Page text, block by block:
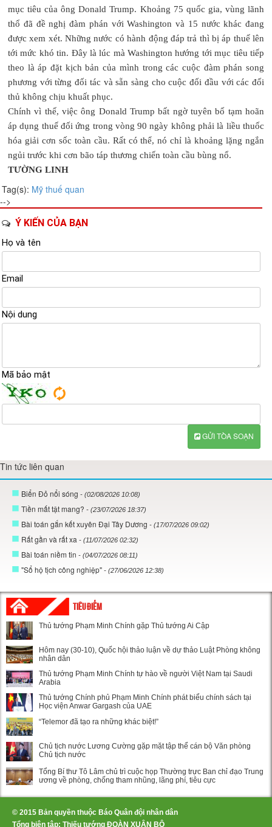
mục tiêu của ông Donald Trump. Khoảng 75 quốc gia, vùng lãnh
thổ đã đề nghị đàm phán với Washington và 15 nước khác đang
được xem xét. Những nước có hành động đáp trả thì bị áp thuế lên
tới mức khó tin. Đây là lúc mà Washington hướng tới mục tiêu tiếp
theo là áp đặt kịch bản của mình trong các cuộc đàm phán song
phương với từng đối tác và sẵn sàng cho cuộc đối đầu với các đối
thủ không chịu khuất phục.
Chính vì thế, việc ông Donald Trump bất ngờ tuyên bố tạm hoãn
áp dụng thuế đối ứng trong vòng 90 ngày không phải là liều thuốc
hóa giải cơn sốc toàn cầu. Rất có thể, nó chỉ là khoảng lặng ngắn
ngủi trước khi cơn bão táp thương chiến toàn cầu bùng nổ.
TƯỜNG LINH
Tag(s): Mỹ thuế quan
-->
Ý KIẾN CỦA BẠN
Họ và tên
Email
Nội dung
Mã bảo mật
GỬI TÒA SOẠN
Tin tức liên quan
Biển Đỏ nổi sóng - (02/08/2026 10:08)
Tiền mất tật mang? - (23/07/2026 18:37)
Bài toán gắn kết xuyên Đại Tây Dương - (17/07/2026 09:02)
Rất gần và rất xa - (11/07/2026 02:32)
Bài toán niềm tin - (04/07/2026 08:11)
"Sổ hộ tịch công nghiệp" - (27/06/2026 12:38)
TIÊU ĐIỂM
Thủ tướng Phạm Minh Chính gặp Thủ tướng Ai Cập
Hôm nay (30-10), Quốc hội thảo luận về dự thảo Luật Phòng không
nhân dân
Thủ tướng Phạm Minh Chính tự hào về người Việt Nam tại Saudi
Arabia
Thủ tướng Chính phủ Phạm Minh Chính phát biểu chính sách tại
Học viện Anwar Gargash của UAE
“Telemor đã tạo ra những khác biệt!”
Chủ tịch nước Lương Cường gặp mặt tập thể cán bộ Văn phòng
Chủ tịch nước
Tổng Bí thư Tô Lâm chủ trì cuộc họp Thường trực Ban chỉ đạo Trung
ương về phòng, chống tham nhũng, lãng phí, tiêu cực
© 2015 Bản quyền thuộc Báo Quân đội nhân dân
Tổng biên tập: Thiếu tướng ĐOÀN XUÂN BỘ